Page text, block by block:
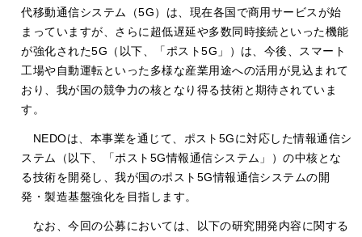
代移動通信システム（5G）は、現在各国で商用サービスが始
まっていますが、さらに超低遅延や多数同時接続といった機能
が強化された5G（以下、「ポスト5G」）は、今後、スマート
工場や自動運転といった多様な産業用途への活用が見込まれて
おり、我が国の競争力の核となり得る技術と期待されていま
す。
NEDOは、本事業を通じて、ポスト5Gに対応した情報通信シ
ステム（以下、「ポスト5G情報通信システム」）の中核とな
る技術を開発し、我が国のポスト5G情報通信システムの開
発・製造基盤強化を目指します。
なお、今回の公募においては、以下の研究開発内容に関する